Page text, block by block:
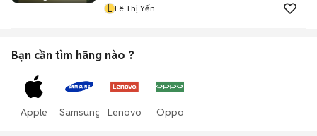
L Lê Thị Yến
Bạn cần tìm hãng nào ?
Apple Samsung Lenovo Oppo